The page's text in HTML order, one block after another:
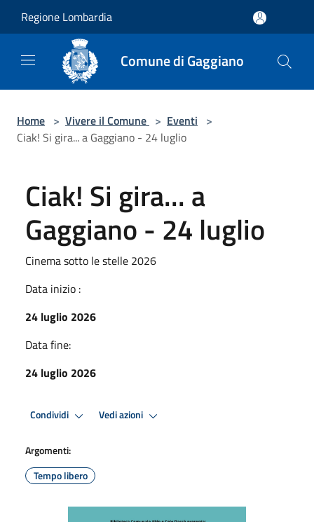
Regione Lombardia
Comune di Gaggiano
Home > Vivere il Comune > Eventi >
Ciak! Si gira... a Gaggiano - 24 luglio
Ciak! Si gira... a
Gaggiano - 24 luglio
Cinema sotto le stelle 2026
Data inizio :
24 luglio 2026
Data fine:
24 luglio 2026
Condividi Vedi azioni
Argomenti:
Tempo libero